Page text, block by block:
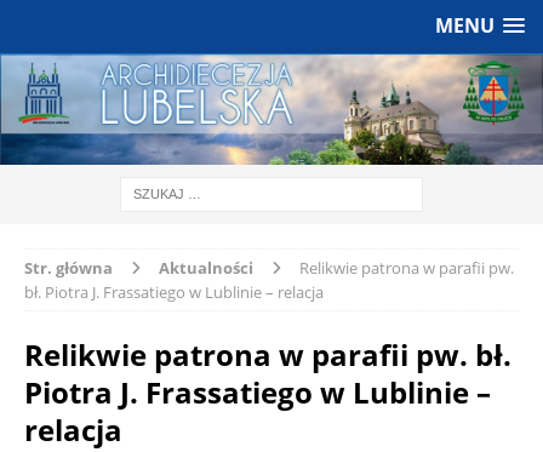
MENU
Str. główna Aktualności
Relikwie patrona w parafii pw.
bł. Piotra J. Frassatiego w Lublinie – relacja
Relikwie patrona w parafii pw. bł.
Piotra J. Frassatiego w Lublinie –
relacja